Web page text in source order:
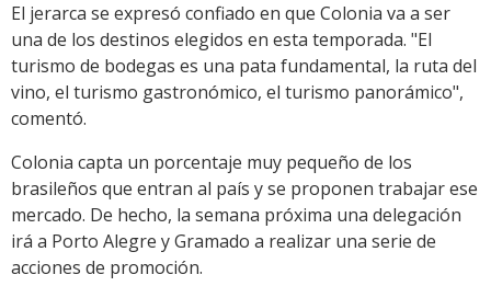
El jerarca se expresó confiado en que Colonia va a ser
una de los destinos elegidos en esta temporada. "El
turismo de bodegas es una pata fundamental, la ruta del
vino, el turismo gastronómico, el turismo panorámico",
comentó.
Colonia capta un porcentaje muy pequeño de los
brasileños que entran al país y se proponen trabajar ese
mercado. De hecho, la semana próxima una delegación
irá a Porto Alegre y Gramado a realizar una serie de
acciones de promoción.